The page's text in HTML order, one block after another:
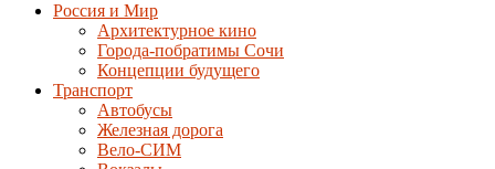
Россия и Мир
Архитектурное кино
Города-побратимы Сочи
Концепции будущего
Транспорт
Автобусы
Железная дорога
Вело-СИМ